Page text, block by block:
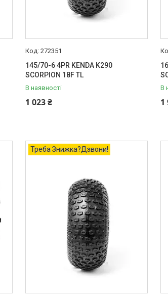
272351
145/70-6 4PR KENDA K290
SCORPION 18F TL
В наявності
1 023 ₴
В
1
Треба Знижка?Дзвони!